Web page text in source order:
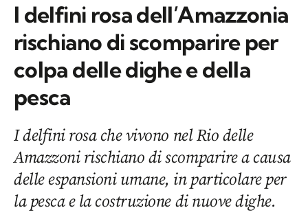
I delfini rosa dell’Amazzonia
rischiano di scomparire per
colpa delle dighe e della
pesca
I delfini rosa che vivono nel Rio delle
Amazzoni rischiano di scomparire a causa
delle espansioni umane, in particolare per
la pesca e la costruzione di nuove dighe.